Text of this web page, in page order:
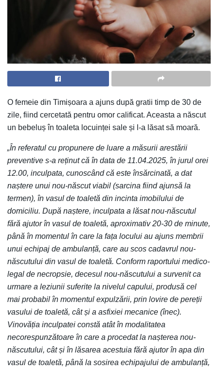
O femeie din Timișoara a ajuns după gratii timp de 30 de
zile, fiind cercetată pentru omor calificat. Aceasta a născut
un bebeluș în toaleta locuinței sale și l-a lăsat să moară.
„În referatul cu propunere de luare a măsurii arestării
preventive s-a reținut că în data de 11.04.2025, în jurul orei
12.00, inculpata, cunoscând că este însărcinată, a dat
naștere unui nou-născut viabil (sarcina fiind ajunsă la
termen), în vasul de toaletă din incinta imobilului de
domiciliu. După naștere, inculpata a lăsat nou-născutul
fără ajutor în vasul de toaletă, aproximativ 20-30 de minute,
până în momentul în care la fața locului au ajuns membrii
unui echipaj de ambulanță, care au scos cadavrul nou-
născutului din vasul de toaletă. Conform raportului medico-
legal de necropsie, decesul nou-născutului a survenit ca
urmare a leziunii suferite la nivelul capului, produsă cel
mai probabil în momentul expulzării, prin lovire de pereții
vasului de toaletă, cât și a asfixiei mecanice (înec).
Vinovăția inculpatei constă atât în modalitatea
necorespunzătoare în care a procedat la nașterea nou-
născutului, cât și în lăsarea acestuia fără ajutor în apa din
vasul de toaletă, până la sosirea echipajului de ambulanță,